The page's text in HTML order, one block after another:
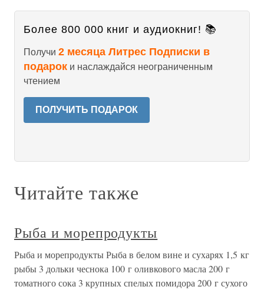
Более 800 000 книг и аудиокниг! 📚
Получи 2 месяца Литрес Подписки в
подарок и наслаждайся неограниченным
чтением
ПОЛУЧИТЬ ПОДАРОК
Читайте также
Рыба и морепродукты
Рыба и морепродукты Рыба в белом вине и сухарях 1,5 кг
рыбы 3 дольки чеснока 100 г оливкового масла 200 г
томатного сока 3 крупных спелых помидора 200 г сухого